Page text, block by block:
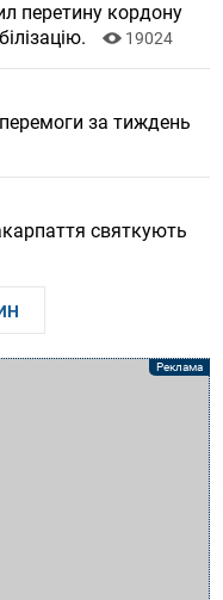
перетину кордону
19024
за тиждень
святкують